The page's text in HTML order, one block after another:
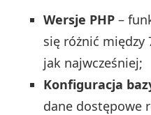
Wersje PHP –
się różnić między
jak najwcześniej;
Konfiguracja
dane dostępowe